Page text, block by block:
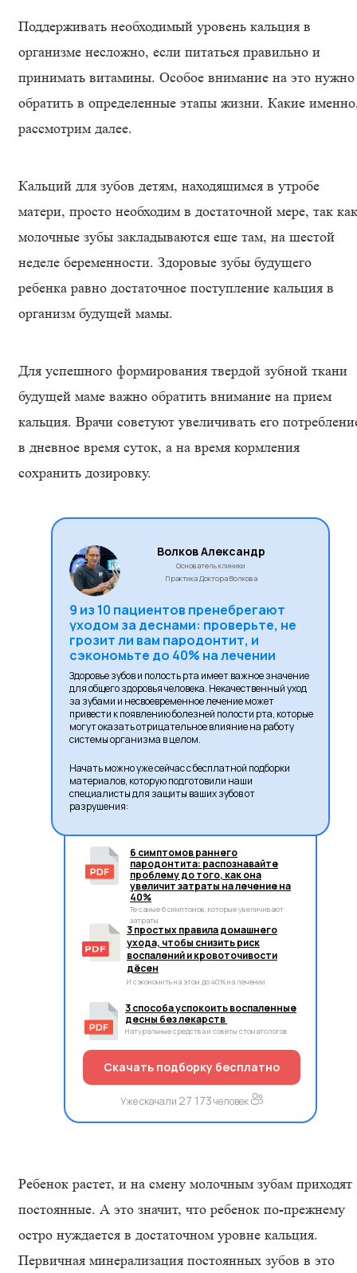
Поддерживать необходимый уровень кальция в
организме несложно, если питаться правильно и
принимать витамины. Особое внимание на это нужно
обратить в определенные этапы жизни. Какие
рассмотрим далее.
Кальций для зубов детям, находящимся в утробе
матери, просто необходим в достаточной мере, так как
молочные зубы закладываются еще там, на шестой
неделе беременности. Здоровые зубы будущего
ребенка равно достаточное поступление кальция в
организм будущей мамы.
Для успешного формирования твердой зубной ткани
будущей маме важно обратить внимание на прием
кальция. Врачи советуют увеличивать его
в дневное время суток, а на время кормления
сохранить дозировку.
Волков Александр
Основатель клиники
Практика Доктора Волкова
9 из 10 пациентов пренебрегают
уходом за деснами: проверьте, не
грозит ли вам пародонтит, и
сэкономьте до 40% на лечении
Здоровье зубов и полость рта имеет важное значение
для общего здоровья человека. Некачественный уход
за зубами и несвоевременное лечение может
привести к появлению болезней полости рта, которые
могут оказать отрицательное влияние на работу
системы организма в целом.
Начать можно уже сейчас с бесплатной подборки
материалов, которую подготовили наши
специалисты для защиты ваших зубов от
разрушения:
6 симптомов раннего
пародонтита: распознавайте
проблему до того, как она
увеличит затраты на лечение на
40%
Те самые 6 симптомов, которые увеличивают
затраты
3 простых правила домашнего
ухода, чтобы снизить риск
воспалений и кровоточивости
дёсен
И сэкономить на этом до 40% на лечении
3 способа успокоить воспаленные
десны без лекарств
Натуральные средства и советы стоматологов
Скачать подборку бесплатно
Уже скачали 27 173человек
Ребенок растет, и на смену молочным зубам приходят
постоянные. А это значит, что ребенок по-прежнему
остро нуждается в достаточном уровне кальция.
Первичная минерализация постоянных зубов в это